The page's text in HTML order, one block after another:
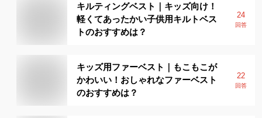
キルティングベスト｜キッズ向け！
軽くてあったかい子供用キルトベス
トのおすすめは？
24
回答
キッズ用ファーベスト｜もこもこが
かわいい！おしゃれなファーベスト
のおすすめは？
22
回答